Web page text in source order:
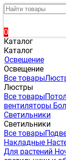
0
Каталог
Каталог
Освещение
Освещение
Все товары
Люстры
Все товары
вентиляторы
Светильники
Светильники
Все товары
Накладные
Для растений